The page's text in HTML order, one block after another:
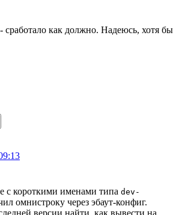
как должно. Надеюсь, хотя бы
с короткими именами типа dev-
омнистроку через эбаут-конфиг.
версии найти, как вывести на